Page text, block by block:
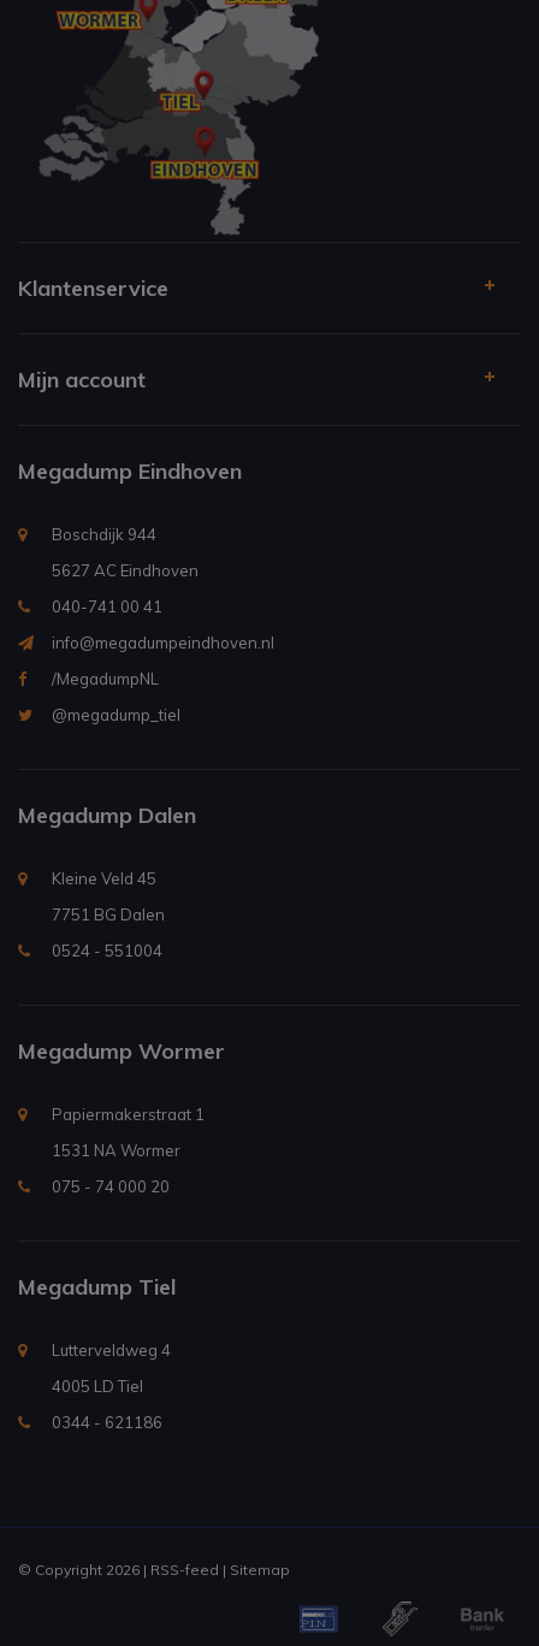
Klantenservice
Mijn account
Megadump Eindhoven
Boschdijk 944
5627 AC Eindhoven
040-741 00 41
info@megadumpeindhoven.nl
/MegadumpNL
@megadump_tiel
Megadump Dalen
Kleine Veld 45
7751 BG Dalen
0524 - 551004
Megadump Wormer
Papiermakerstraat 1
1531 NA Wormer
075 - 74 000 20
Megadump Tiel
Lutterveldweg 4
4005 LD Tiel
0344 - 621186
© Copyright 2026 | RSS-feed | Sitemap